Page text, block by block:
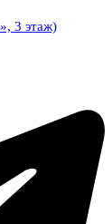
3 этаж)